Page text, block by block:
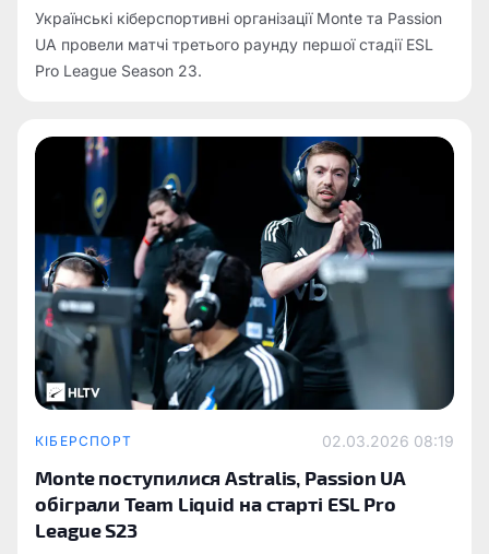
Українські кіберспортивні організації Monte та Passion
UA провели матчі третього раунду першої стадії ESL
Pro League Season 23.
КІБЕРСПОРТ 02.03.2026 08:19
Monte поступилися Astralis, Passion UA
обіграли Team Liquid на старті ESL Pro
League S23